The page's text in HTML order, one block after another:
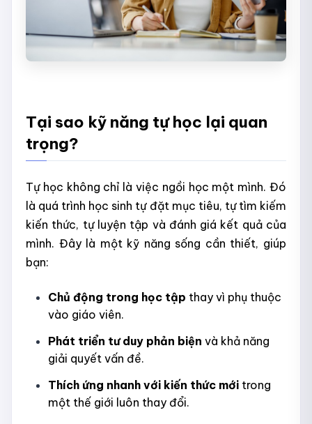
Tại sao kỹ năng tự học lại quan
trọng?
Tự học không chỉ là việc ngồi học một mình. Đó
là quá trình học sinh tự đặt mục tiêu, tự tìm kiếm
kiến thức, tự luyện tập và đánh giá kết quả của
mình. Đây là một kỹ năng sống cần thiết, giúp
bạn:
Chủ động trong học tập thay vì phụ thuộc
vào giáo viên.
Phát triển tư duy phản biện và khả năng
giải quyết vấn đề.
Thích ứng nhanh với kiến thức mới trong
một thế giới luôn thay đổi.